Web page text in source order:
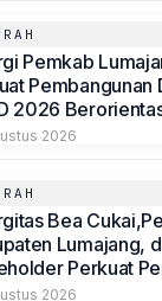
Pemkab
Pembangunan
2026
2026
Bea
Lumajang,
Perkuat
Cukai Ilegal
2026